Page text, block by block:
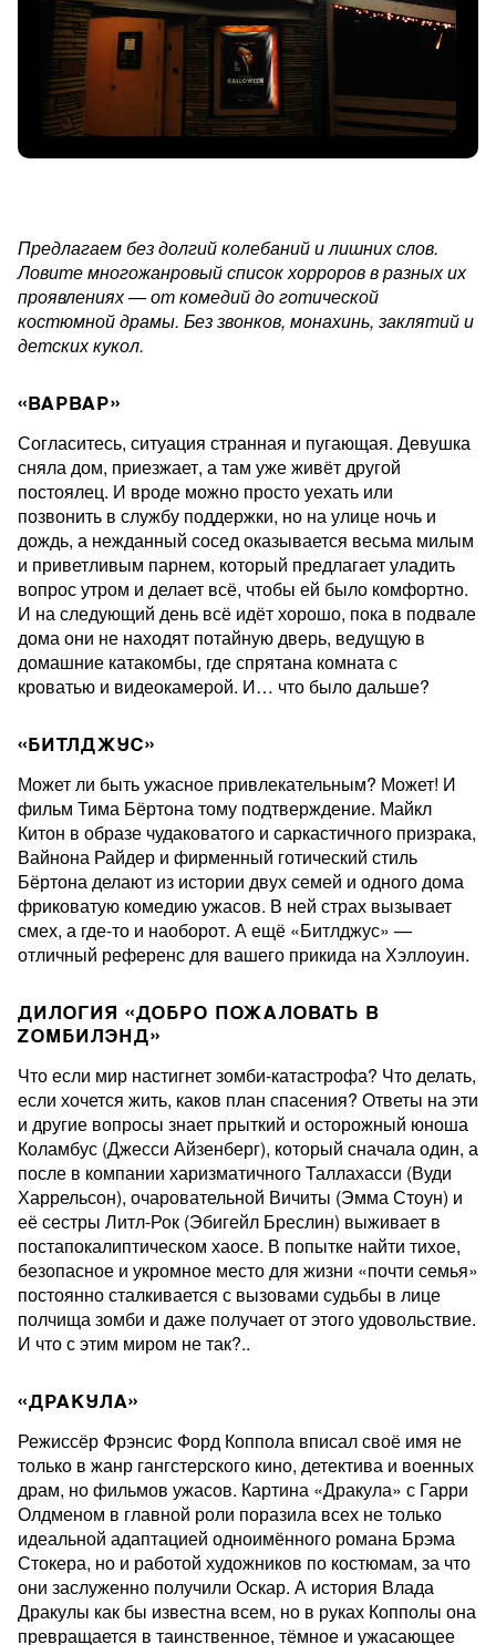
Предлагаем без долгий колебаний и лишних слов.
Ловите многожанровый список хорроров в разных их
проявлениях — от комедий до готической
костюмной драмы. Без звонков, монахинь, заклятий и
детских кукол.
«ВАРВАР»
Согласитесь, ситуация странная и пугающая. Девушка
сняла дом, приезжает, а там уже живёт другой
постоялец. И вроде можно просто уехать или
позвонить в службу поддержки, но на улице ночь и
дождь, а нежданный сосед оказывается весьма милым
и приветливым парнем, который предлагает уладить
вопрос утром и делает всё, чтобы ей было комфортно.
И на следующий день всё идёт хорошо, пока в подвале
дома они не находят потайную дверь, ведущую в
домашние катакомбы, где спрятана комната с
кроватью и видеокамерой. И… что было дальше?
«БИТЛДЖУС»
Может ли быть ужасное привлекательным? Может! И
фильм Тима Бёртона тому подтверждение. Майкл
Китон в образе чудаковатого и саркастичного призрака,
Вайнона Райдер и фирменный готический стиль
Бёртона делают из истории двух семей и одного дома
фриковатую комедию ужасов. В ней страх вызывает
смех, а где-то и наоборот. А ещё «Битлджус» —
отличный референс для вашего прикида на Хэллоуин.
ДИЛОГИЯ «ДОБРО ПОЖАЛОВАТЬ В
ZОМБИЛЭНД»
Что если мир настигнет зомби-катастрофа? Что делать,
если хочется жить, каков план спасения? Ответы на эти
и другие вопросы знает прыткий и осторожный юноша
Коламбус (Джесси Айзенберг), который сначала один, а
после в компании харизматичного Таллахасси (Вуди
Харрельсон), очаровательной Вичиты (Эмма Стоун) и
её сестры Литл-Рок (Эбигейл Бреслин) выживает в
постапокалиптическом хаосе. В попытке найти тихое,
безопасное и укромное место для жизни «почти семья»
постоянно сталкивается с вызовами судьбы в лице
полчища зомби и даже получает от этого удовольствие.
И что с этим миром не так?..
«ДРАКУЛА»
Режиссёр Фрэнсис Форд Коппола вписал своё имя не
только в жанр гангстерского кино, детектива и военных
драм, но фильмов ужасов. Картина «Дракула» с Гарри
Олдменом в главной роли поразила всех не только
идеальной адаптацией одноимённого романа Брэма
Стокера, но и работой художников по костюмам, за что
они заслуженно получили Оскар. А история Влада
Дракулы как бы известна всем, но в руках Копполы она
превращается в таинственное, тёмное и ужасающее